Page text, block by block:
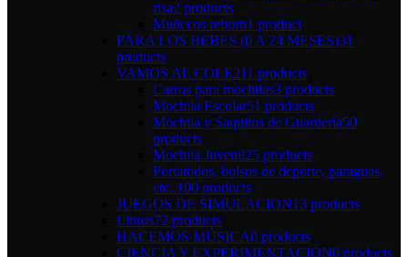
risa2 products
Muñecos reborn1 product
PARA LOS BEBES (0 A 24 MESES)31
products
VAMOS AL COLE211 products
Carros para mochilas3 products
Mochila Escolar51 products
Mochila y Saquitos de Guardería50
products
Mochila Juvenil25 products
Portatodos, bolsos de deporte, paraguas,
etc..100 products
JUEGOS DE SIMULACION13 products
Libros72 products
HACEMOS MÚSICA0 products
CIENCIA Y EXPERIMENTACIÓN0 products